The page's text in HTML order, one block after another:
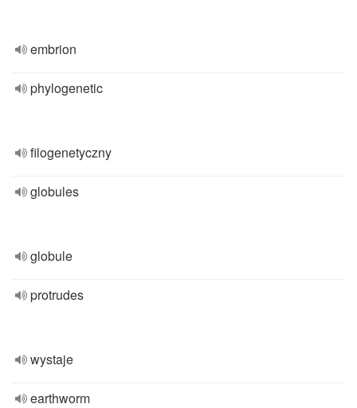
embrion
phylogenetic
filogenetyczny
globules
globule
protrudes
wystaje
earthworm